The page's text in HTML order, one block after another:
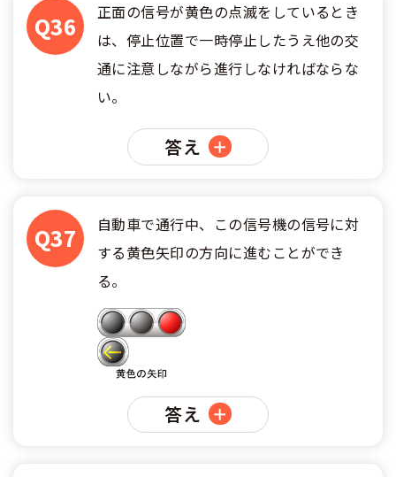
Q36
正面の信号が黄色の点滅をしているとき
は、停止位置で一時停止したうえ他の交
通に注意しながら進行しなければならな
い。
答え
Q37
自動車で通行中、この信号機の信号に対
する黄色矢印の方向に進むことができ
る。
答え